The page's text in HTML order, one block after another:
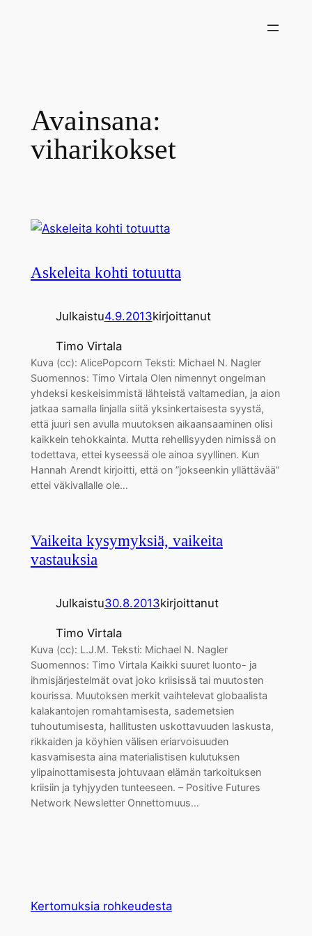
Avainsana:
viharikokset
Askeleita kohti totuutta
Julkaistu4.9.2013kirjoittanut
Timo Virtala
Kuva (cc): AlicePopcorn Teksti: Michael N. Nagler
Suomennos: Timo Virtala Olen nimennyt ongelman
yhdeksi keskeisimmistä lähteistä valtamedian, ja aion
jatkaa samalla linjalla siitä yksinkertaisesta syystä,
että juuri sen avulla muutoksen aikaansaaminen olisi
kaikkein tehokkainta. Mutta rehellisyyden nimissä on
todettava, ettei kyseessä ole ainoa syyllinen. Kun
Hannah Arendt kirjoitti, että on ”jokseenkin yllättävää”
ettei väkivallalle ole…
Vaikeita kysymyksiä, vaikeita
vastauksia
Julkaistu30.8.2013kirjoittanut
Timo Virtala
Kuva (cc): L.J.M. Teksti: Michael N. Nagler
Suomennos: Timo Virtala Kaikki suuret luonto- ja
ihmisjärjestelmät ovat joko kriisissä tai muutosten
kourissa. Muutoksen merkit vaihtelevat globaalista
kalakantojen romahtamisesta, sademetsien
tuhoutumisesta, hallitusten uskottavuuden laskusta,
rikkaiden ja köyhien välisen eriarvoisuuden
kasvamisesta aina materialistisen kulutuksen
ylipainottamisesta johtuvaan elämän tarkoituksen
kriisiin ja tyhjyyden tunteeseen. – Positive Futures
Network Newsletter Onnettomuus…
Kertomuksia rohkeudesta